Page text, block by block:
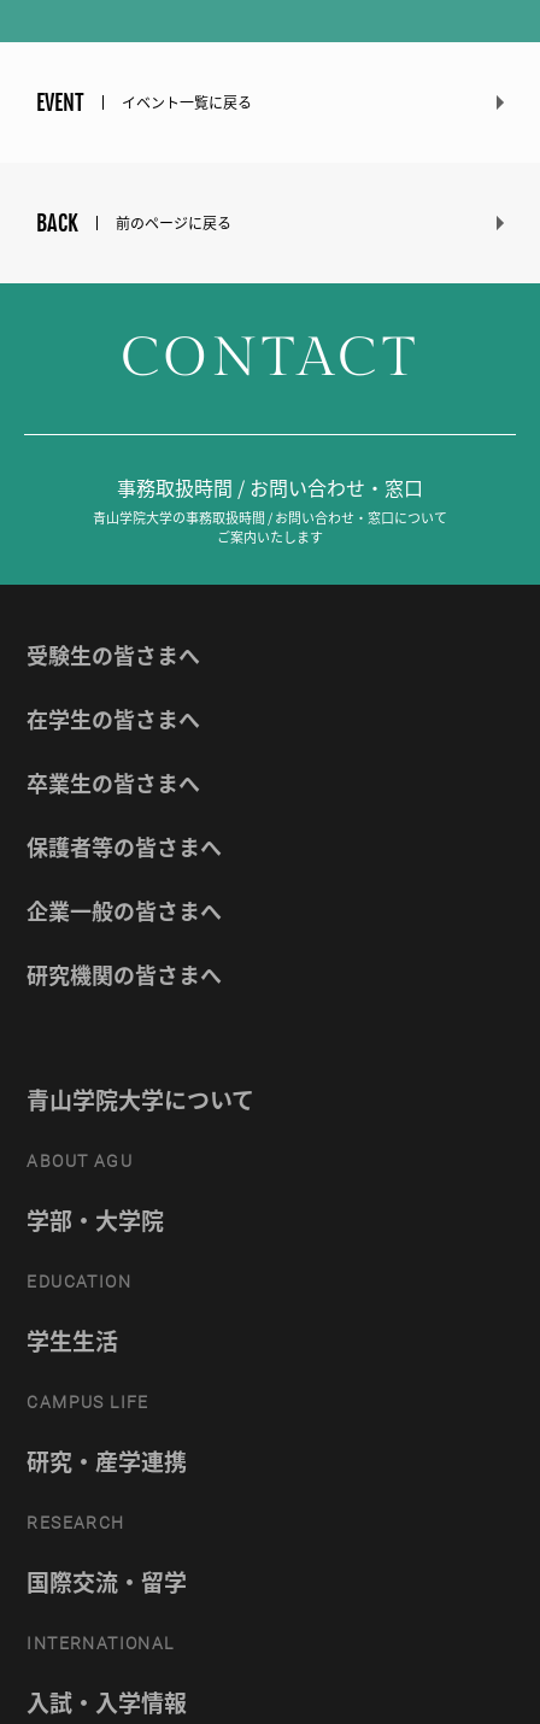
EVENT イベント一覧に戻る
BACK 前のページに戻る
CONTACT
事務取扱時間 / お問い合わせ・窓口
青山学院大学の事務取扱時間 / お問い合わせ・窓口について
ご案内いたします
受験生の皆さまへ
在学生の皆さまへ
卒業生の皆さまへ
保護者等の皆さまへ
企業一般の皆さまへ
研究機関の皆さまへ
青山学院大学について
ABOUT AGU
学部・大学院
EDUCATION
学生生活
CAMPUS LIFE
研究・産学連携
RESEARCH
国際交流・留学
INTERNATIONAL
入試・入学情報